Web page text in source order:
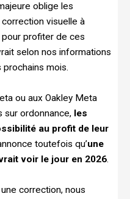
oblige les
correction visuelle à
profiter de ces
selon nos informations
mois.
ou aux Oakley Meta
sur ordonnance, les
au profit de leur
toutefois qu’une
voir le jour en 2026.
correction, nous